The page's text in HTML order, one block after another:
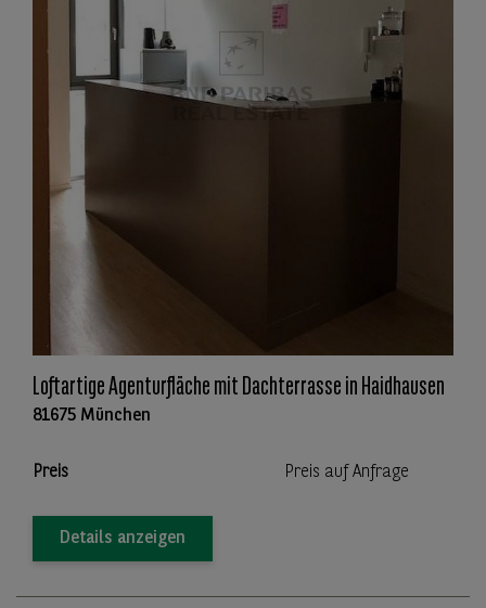
Loftartige Agenturfläche mit Dachterrasse in Haidhausen
81675 München
Preis Preis auf Anfrage
Details anzeigen